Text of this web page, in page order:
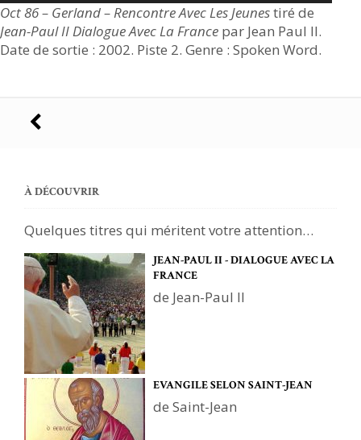
Oct 86 – Gerland – Rencontre Avec Les Jeunestiré de
Jean-Paul II Dialogue Avec La France par Jean Paul II.
Date de sortie : 2002. Piste 2. Genre : Spoken Word.
Navigation
articles
À DÉCOUVRIR
Quelques titres qui méritent votre attention…
JEAN-PAUL II - DIALOGUE AVEC LA
FRANCE
de Jean-Paul II
EVANGILE SELON SAINT-JEAN
de Saint-Jean